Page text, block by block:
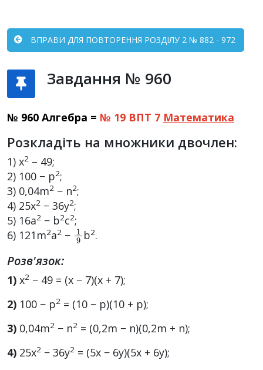
ВПРАВИ ДЛЯ ПОВТОРЕННЯ РОЗДІЛУ 2 № 882 - 972
Завдання № 960
№ 960 Алгебра = № 19 ВПТ 7 Математика
Розкладіть на множники двочлен:
1) x2 – 49;
2) 100 − p2;
3) 0,04m2 − n2;
4) 25x2 − 36y2;
5) 16a2 − b2c2;
6) 121m2a2 − 1 9b2.
Розв'язок:
1) x2 − 49 = (x − 7)(x + 7);
2) 100 − p2 = (10 − p)(10 + p);
3) 0,04m2 − n2 = (0,2m − n)(0,2m + n);
4) 25x2 − 36y2 = (5x − 6y)(5x + 6y);